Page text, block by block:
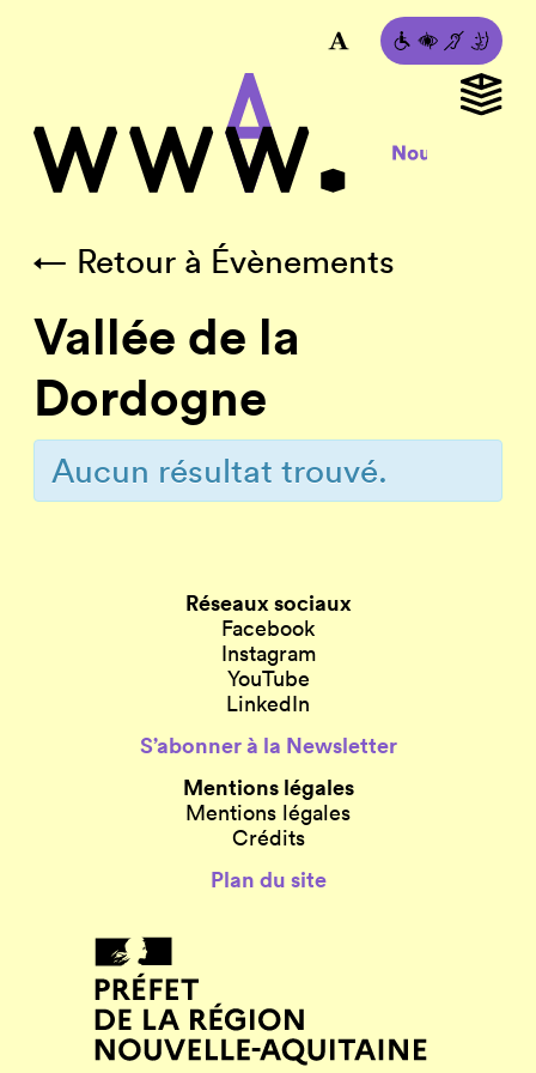
← Retour à Évènements
Vallée de la
Dordogne
Aucun résultat trouvé.
Évènements
Réseaux sociaux
Facebook
Instagram
YouTube
LinkedIn
S’abonner à la Newsletter
Mentions légales
Mentions légales
Crédits
Plan du site